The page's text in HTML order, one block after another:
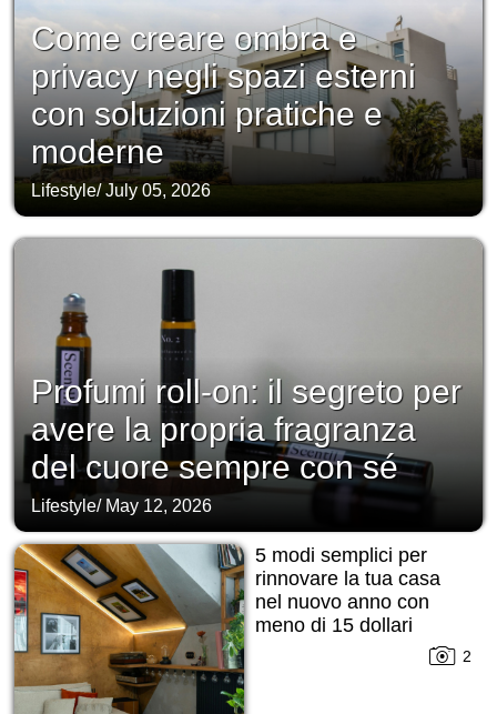
Come creare ombra e
privacy negli spazi esterni
con soluzioni pratiche e
moderne
Lifestyle/July 05, 2026
Profumi roll-on: il segreto per
avere la propria fragranza
del cuore sempre con sé
Lifestyle/ May 12, 2026
5 modi semplici per
rinnovare la tua casa
nel nuovo anno con
meno di 15 dollari
2